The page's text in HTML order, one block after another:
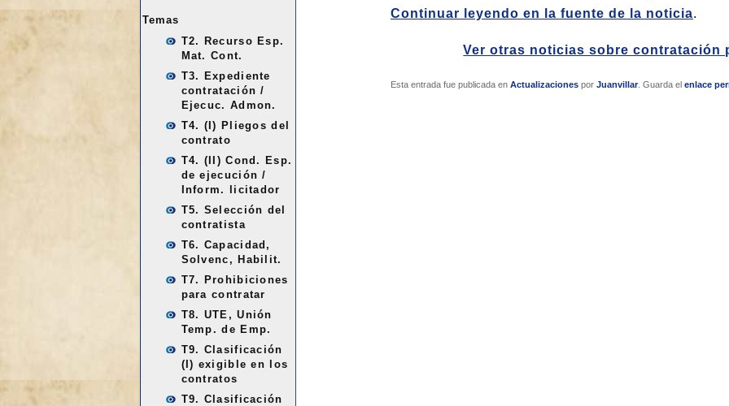
Continuar leyendo en la fuente de la noticia.
Ver otras noticias sobre contratación
Esta entrada fue publicada en Actualizacionespor Juanvillar. Guarda el enlace
Temas
T2. Recurso Esp.
Mat. Cont.
T3. Expediente
contratación /
Ejecuc. Admon.
T4. (I) Pliegos del
contrato
T4. (II) Cond. Esp.
de ejecución /
Inform. licitador
T5. Selección del
contratista
T6. Capacidad,
Solvenc, Habilit.
T7. Prohibiciones
para contratar
T8. UTE, Unión
Temp. de Emp.
T9. Clasificación
(I) exigible en los
contratos
T9. Clasificación